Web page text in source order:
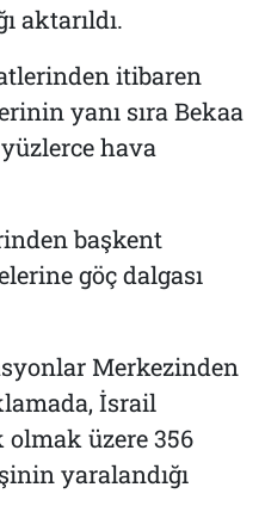
aktarıldı.
itibaren
yanı sıra Bekaa
hava
başkent
göç dalgası
Merkezinden
İsrail
olmak üzere 356
yaralandığı